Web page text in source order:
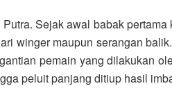
Sejak awal babak
winger maupun serangan
pemain yang dilakukan
peluit panjang ditiup hasil